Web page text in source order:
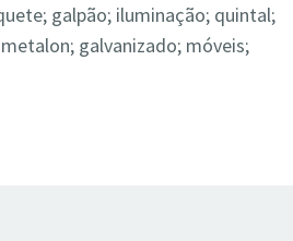
galpão; iluminação; quintal;
galvanizado; móveis;